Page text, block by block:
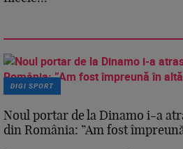
DIGI SPORT
Noul portar de la Dinamo i-a
din România: ”Am fost